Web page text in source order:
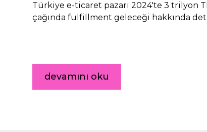
Türkiye e-ticaret pazarı 2024'te 3 trilyon
çağında fulfillment geleceği hakkında
devamını oku